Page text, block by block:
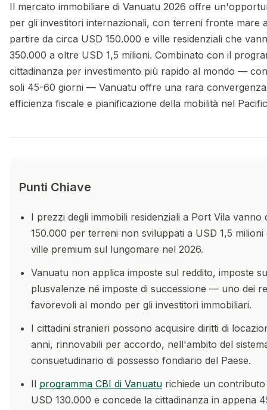
Il mercato immobiliare di Vanuatu 2026 offre
per gli investitori internazionali, con terreni fronte mare
partire da circa USD 150.000 e ville residenziali che
350.000 a oltre USD 1,5 milioni. Combinato con il
cittadinanza per investimento più rapido al mondo —
soli 45-60 giorni — Vanuatu offre una rara convergenza
efficienza fiscale e pianificazione della mobilità nel
Punti Chiave
I prezzi degli immobili residenziali a Port Vila vanno
150.000 per terreni non sviluppati a USD 1,5
ville premium sul lungomare nel 2026.
Vanuatu non applica imposte sul reddito, imposte
plusvalenze né imposte di successione — uno dei
favorevoli al mondo per gli investitori immobiliari.
I cittadini stranieri possono acquisire diritti di
anni, rinnovabili per accordo, nell'ambito del
consuetudinario di possesso fondiario del Paese.
Il programma CBI di Vanuatu richiede un contributo
USD 130.000 e concede la cittadinanza in appena